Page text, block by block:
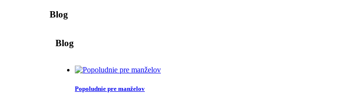
Blog
Blog
Popoludnie pre manželov